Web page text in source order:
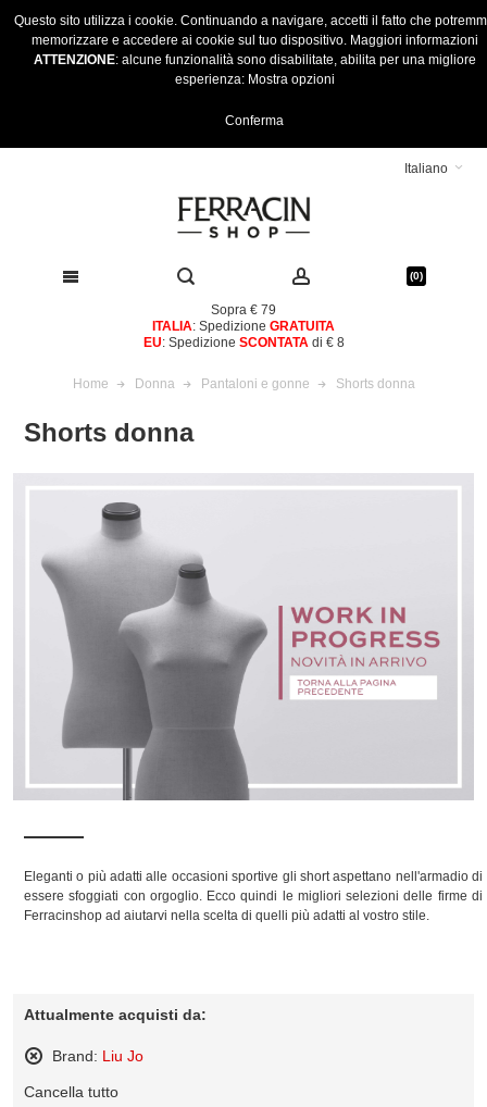
Questo sito utilizza i cookie. Continuando a navigare, accetti il fatto che
memorizzare e accedere ai cookie sul tuo dispositivo. Maggiori informazioni
ATTENZIONE: alcune funzionalità sono disabilitate, abilita per una migliore
esperienza: Mostra opzioni
Conferma
Italiano
(0)
Sopra € 79
ITALIA: Spedizione GRATUITA
EU: Spedizione SCONTATAdi € 8
Home Donna Pantaloni e gonne Shorts donna
Shorts donna
Eleganti o più adatti alle occasioni sportive gli short aspettano nell'armadio di
essere sfoggiati con orgoglio. Ecco quindi le migliori selezioni delle firme di
Ferracinshop ad aiutarvi nella scelta di quelli più adatti al vostro stile.
Attualmente acquisti da:
Brand: Liu Jo
questo
Cancella tutto